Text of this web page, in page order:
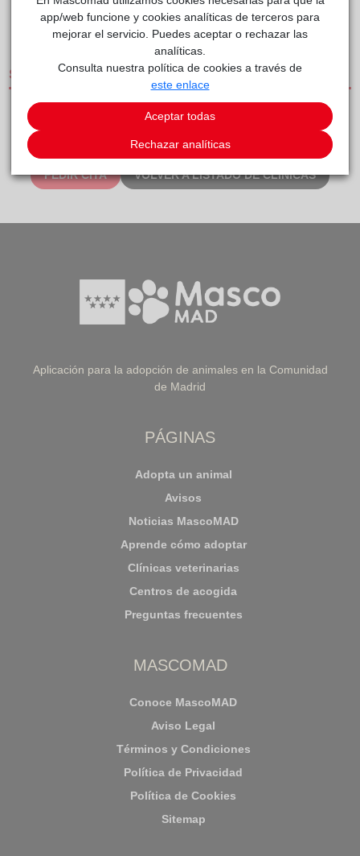
1/1
SERVICIOS
CLÍNICAS DE PEQUEÑOS ANIMALES
PEDIR CITA VOLVER A LISTADO DE CLÍNICAS
Aplicación para la adopción de animales en la Comunidad
de Madrid
PÁGINAS
Adopta un animal
Avisos
Noticias MascoMAD
Aprende cómo adoptar
Clínicas veterinarias
Centros de acogida
Preguntas frecuentes
MASCOMAD
Conoce MascoMAD
Aviso Legal
Términos y Condiciones
Política de Privacidad
Política de Cookies
Sitemap
app/web funcione y cookies analíticas de terceros para
mejorar el servicio. Puedes aceptar o rechazar las
analíticas.
Consulta nuestra política de cookies a través de
este enlace
Aceptar todas
Rechazar analíticas